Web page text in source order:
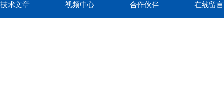
技术文章 视频中心 合作伙伴 在线留言